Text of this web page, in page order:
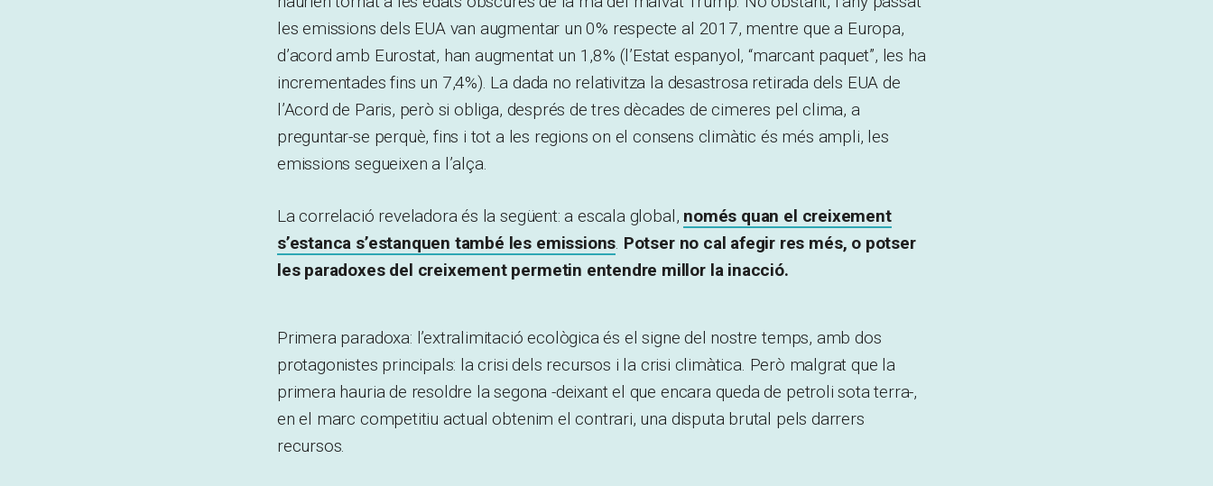
les emissions dels EUA van augmentar un 0% respecte al 2017, mentre que a Europa,
d’acord amb Eurostat, han augmentat un 1,8% (l’Estat espanyol, “marcant paquet”, les ha
incrementades fins un 7,4%). La dada no relativitza la desastrosa retirada dels EUA de
l’Acord de Paris, però si obliga, després de tres dècades de cimeres pel clima, a
preguntar-se perquè, fins i tot a les regions on el consens climàtic és més ampli, les
emissions segueixen a l’alça.
La correlació reveladora és la següent: a escala global, només quan el creixement
s’estanca s’estanquen també les emissions. Potser no cal afegir res més, o potser
les paradoxes del creixement permetin entendre millor la inacció.
Primera paradoxa: l’extralimitació ecològica és el signe del nostre temps, amb dos
protagonistes principals: la crisi dels recursos i la crisi climàtica. Però malgrat que la
primera hauria de resoldre la segona -deixant el que encara queda de petroli sota terra-,
en el marc competitiu actual obtenim el contrari, una disputa brutal pels darrers
recursos.